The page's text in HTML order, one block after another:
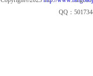
QQ：